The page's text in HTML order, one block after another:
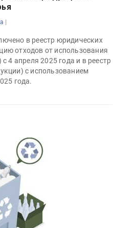
|
в реестр юридических
отходов от использования
4 апреля 2025 года и в реестр
с использованием
года.